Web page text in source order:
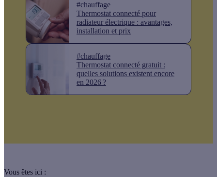
#chauffage
Thermostat connecté pour
radiateur électrique : avantages,
installation et prix
#chauffage
Thermostat connecté gratuit :
quelles solutions existent encore
en 2026 ?
Vous êtes ici :